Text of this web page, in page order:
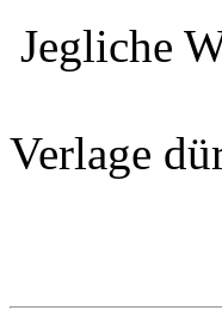
Jegliche
Verlage